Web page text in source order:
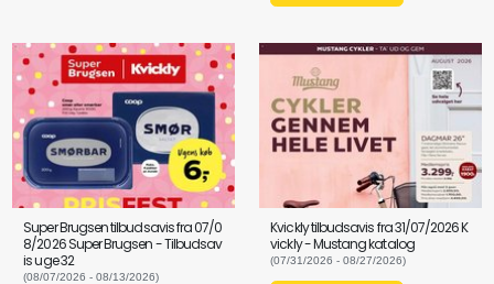
Super Brugsen tilbudsavis fra 07/0
8/2026 Super Brugsen - Tilbudsav
is uge 32
(08/07/2026 - 08/13/2026)
Kvickly tilbudsavis fra 31/07/2026 K
vickly - Mustang katalog
(07/31/2026 - 08/27/2026)